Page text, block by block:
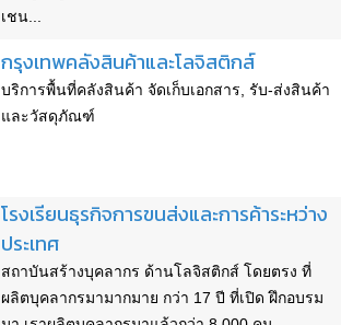
เชน...
กรุงเทพคลังสินค้าและโลจิสติกส์
บริการพื้นที่คลังสินค้า จัดเก็บเอกสาร, รับ-ส่งสินค้า
และวัสดุภัณฑ์
โรงเรียนธุรกิจการขนส่งและการค้าระหว่าง
ประเทศ
สถาบันสร้างบุคลากร ด้านโลจิสติกส์ โดยตรง ที่
ผลิตบุคลากรมามากมาย กว่า 17 ปี ที่เปิด ฝึกอบรม